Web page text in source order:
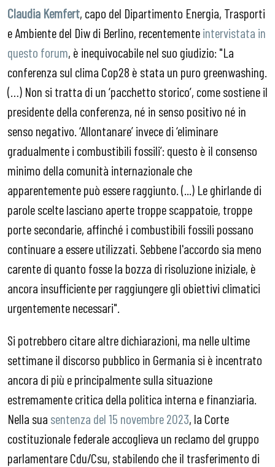
Claudia Kemfert, capo del Dipartimento Energia, Trasporti
e Ambiente del Diw di Berlino, recentementeintervistata in
questo forum, è inequivocabile nel suo giudizio: "La
conferenza sul clima Cop28 è stata un puro greenwashing.
(…) Non si tratta di un ‘pacchetto storico’, come sostiene il
presidente della conferenza, né in senso positivo né in
senso negativo. ‘Allontanare’ invece di ‘eliminare
gradualmente i combustibili fossili’: questo è il consenso
minimo della comunità internazionale che
apparentemente può essere raggiunto. (...) Le ghirlande di
parole scelte lasciano aperte troppe scappatoie, troppe
porte secondarie, affinché i combustibili fossili possano
continuare a essere utilizzati. Sebbene l'accordo sia meno
carente di quanto fosse la bozza di risoluzione iniziale, è
ancora insufficiente per raggiungere gli obiettivi climatici
urgentemente necessari".
Si potrebbero citare altre dichiarazioni, ma nelle ultime
settimane il discorso pubblico in Germania si è incentrato
ancora di più e principalmente sulla situazione
estremamente critica della politica interna e finanziaria.
Nella sua sentenza del 15 novembre 2023, la Corte
costituzionale federale accoglieva un reclamo del gruppo
parlamentare Cdu/Csu, stabilendo che il trasferimento di